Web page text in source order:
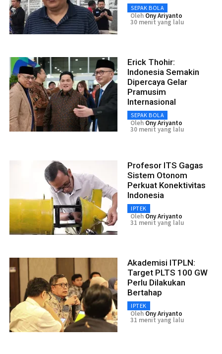
SEPAK BOLA
Oleh Ony Ariyanto
30 menit yang lalu
Erick Thohir:
Indonesia Semakin
Dipercaya Gelar
Pramusim
Internasional
SEPAK BOLA
Oleh Ony Ariyanto
30 menit yang lalu
Profesor ITS Gagas
Sistem Otonom
Perkuat Konektivitas
Indonesia
IPTEK
Oleh Ony Ariyanto
31 menit yang lalu
Akademisi ITPLN:
Target PLTS 100 GW
Perlu Dilakukan
Bertahap
IPTEK
Oleh Ony Ariyanto
31 menit yang lalu